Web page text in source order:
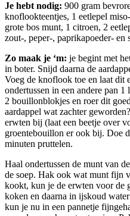
Je hebt nodig: 900 gram
knoflookteentjes, 1 eetlepel
grote bos munt, 1 citroen, 2
zout-, peper-, paprikapoeder- en
Zo maak je ‘m: je begint met
in boter. Snijd daarna de
Voeg de knoflook toe en laat dit
ondertussen in een andere pan
2 bouillonblokjes en roer dit
aardappel wat zachter
erwten bij (laat een beetje over
groentebouillon er ook bij. Doe
minuten pruttelen.
Haal ondertussen de munt van
de soep. Hak ook wat munt fijn
kookt, kun je de erwten voor de
koken en daarna in ijskoud
kun je nu in een pannetje